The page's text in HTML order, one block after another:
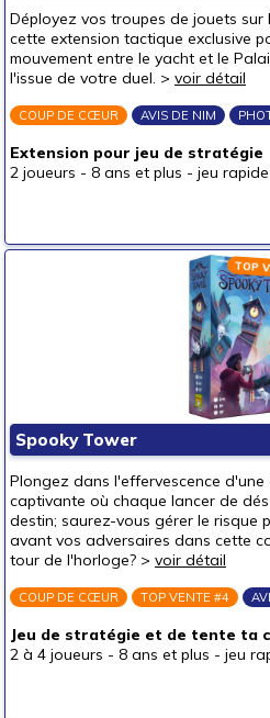
Déployez vos troupes de jouets
cette extension tactique exclusive
mouvement entre le yacht et le
l'issue de votre duel. > voir détail
COUP DE CŒUR AVIS DE NIM
Extension pour jeu de stratégie
2 joueurs - 8 ans et plus - jeu
TOP
Spooky Tower
Plongez dans l'effervescence
captivante où chaque lancer de
destin; saurez-vous gérer le risque
avant vos adversaires dans cette
tour de l'horloge? > voir détail
COUP DE CŒUR TOP VENTE #4
Jeu de stratégie et de tente ta
2 à 4 joueurs - 8 ans et plus - jeu